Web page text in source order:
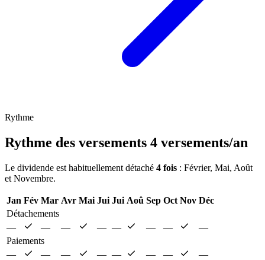
Rythme
Rythme des versements 4 versements/an
Le dividende est habituellement détaché 4 fois : Février, Mai, Août
et Novembre.
Jan Fév Mar Avr Mai Jui Jui Aoû Sep Oct Nov Déc
Détachements
—
— — — — — —
—
Paiements
—
— — — — — —
—